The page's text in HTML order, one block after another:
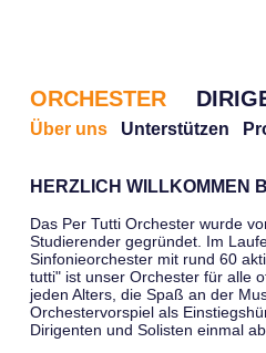
ORCHESTER
Über uns Unterstützen
HERZLICH WILLKOMMEN
Das Per Tutti Orchester wurde
Studierender gegründet. Im
Sinfonieorchester mit rund 60
tutti" ist unser Orchester für alle
jeden Alters, die Spaß an der
Orchestervorspiel als
Dirigenten und Solisten einmal